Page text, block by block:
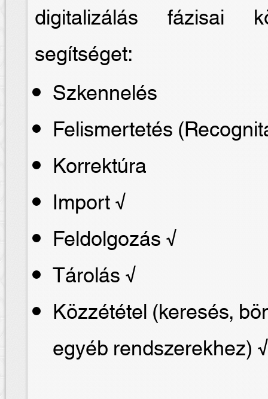
digitalizálás fázisai
segítséget:
Szkennelés
Felismertetés
Korrektúra
Import √
Feldolgozás √
Tárolás √
Közzététel (keresés,
egyéb rendszerekhez) √